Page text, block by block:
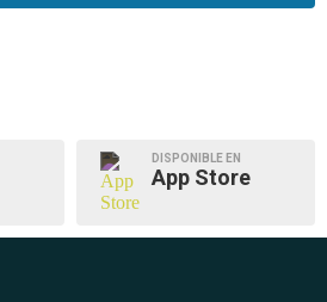
DISPONIBLE EN
App Store